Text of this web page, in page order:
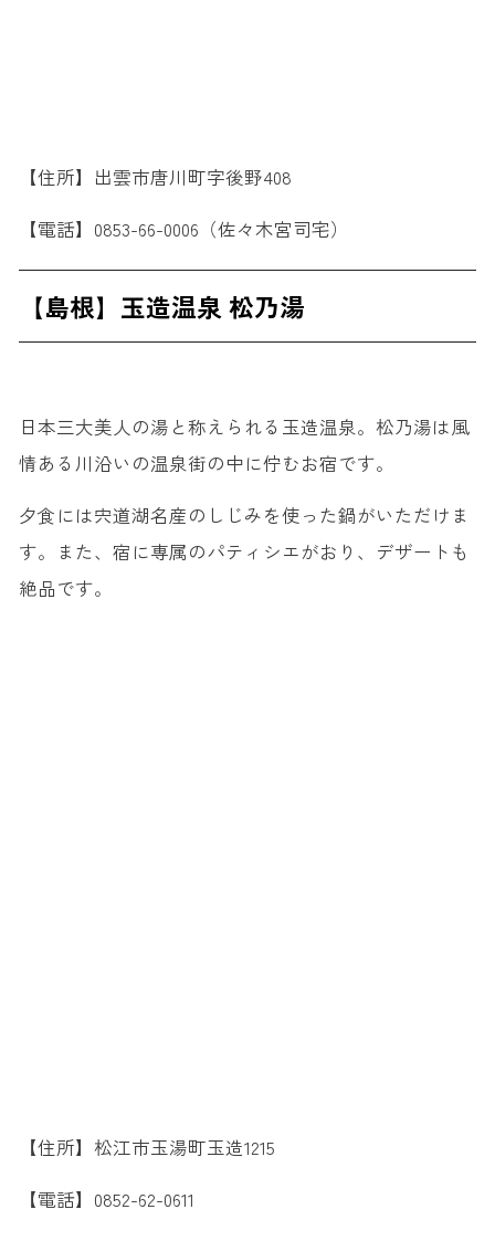
【住所】出雲市唐川町字後野408
【電話】0853-66-0006（佐々木宮司宅）
【島根】玉造温泉 松乃湯
日本三大美人の湯と称えられる玉造温泉。松乃湯は風
情ある川沿いの温泉街の中に佇むお宿です。
夕食には宍道湖名産のしじみを使った鍋がいただけま
す。また、宿に専属のパティシエがおり、デザートも
絶品です。
【住所】松江市玉湯町玉造1215
【電話】0852-62-0611